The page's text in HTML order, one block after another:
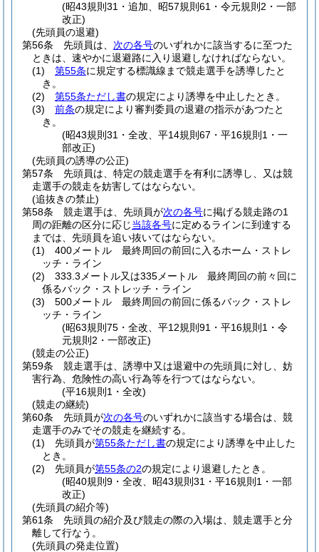
(昭43規則31・追加、昭57規則61・令元規則2・一部
改正)
(先頭員の退避)
第56条
先頭員は、 次の各号のいずれかに該当するに至つた
ときは、速やかに退避路に入り退避しなければならない。
(1)
第55条に規定する標識線まで競走選手を誘導したと
き。
(2)
第55条ただし書の規定により誘導を中止したとき。
(3)
前条の規定により審判委員の退避の指示があつたと
き。
(昭43規則31・全改、平14規則67・平16規則1・一
部改正)
(先頭員の誘導の公正)
第57条
先頭員は、特定の競走選手を有利に誘導し、又は競
走選手の競走を妨害してはならない。
(追抜きの禁止)
第58条
競走選手は、先頭員が次の各号に掲げる競走路の1
周の距離の区分に応じ当該各号に定めるラインに到達する
までは、先頭員を追い抜いてはならない。
(1)
400メートル 最終周回の前回に入るホーム・ストレ
ッチ・ライン
(2)
333.3メートル又は335メートル 最終周回の前々回に
係るバック・ストレッチ・ライン
(3)
500メートル 最終周回の前回に係るバック・ストレ
ッチ・ライン
(昭63規則75・全改、平12規則91・平16規則1・令
元規則2・一部改正)
(競走の公正)
第59条
競走選手は、誘導中又は退避中の先頭員に対し、妨
害行為、危険性の高い行為等を行つてはならない。
(平16規則1・全改)
(競走の継続)
第60条
先頭員が次の各号のいずれかに該当する場合は、競
走選手のみでその競走を継続する。
(1)
先頭員が第55条ただし書の規定により誘導を中止した
とき。
(2)
先頭員が第55条の2の規定により退避したとき。
(昭40規則9・全改、昭43規則31・平16規則1・一部
改正)
(先頭員の紹介等)
第61条
先頭員の紹介及び競走の際の入場は、競走選手と分
離して行なう。
(先頭員の発走位置)